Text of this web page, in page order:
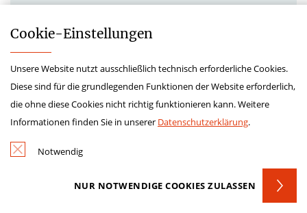
geliebte Person erhalten haben. So lassen Sie
sie wissen, dass die besondere Sorgfalt nicht
JETZT DANKE SAGEN
Cellitinnen-Krankenhaus St. Marien
Cookie-­Einstellungen
Unsere Website nutzt ausschließlich technisch erforderliche Cookies.
Diese sind für die grundlegenden Funktionen der Website erforderlich,
die ohne diese Cookies nicht richtig funktionieren kann. Weitere
Informationen finden Sie in unserer Datenschutzerklärung.
Notwendig
NUR NOTWENDIGE COOKIES ZULASSEN